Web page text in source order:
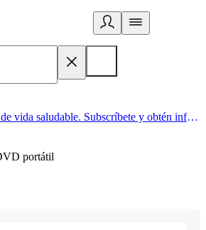
Acá comienza un estilo de vida saludable. Subscríbete y obtén información de primera mano
portátil